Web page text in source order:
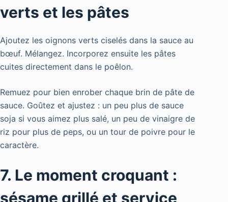
verts et les pâtes
Ajoutez les oignons verts ciselés dans la sauce au
bœuf. Mélangez. Incorporez ensuite les pâtes
cuites directement dans le poêlon.
Remuez pour bien enrober chaque brin de pâte de
sauce. Goûtez et ajustez : un peu plus de sauce
soja si vous aimez plus salé, un peu de vinaigre de
riz pour plus de peps, ou un tour de poivre pour le
caractère.
7. Le moment croquant :
sésame grillé et service